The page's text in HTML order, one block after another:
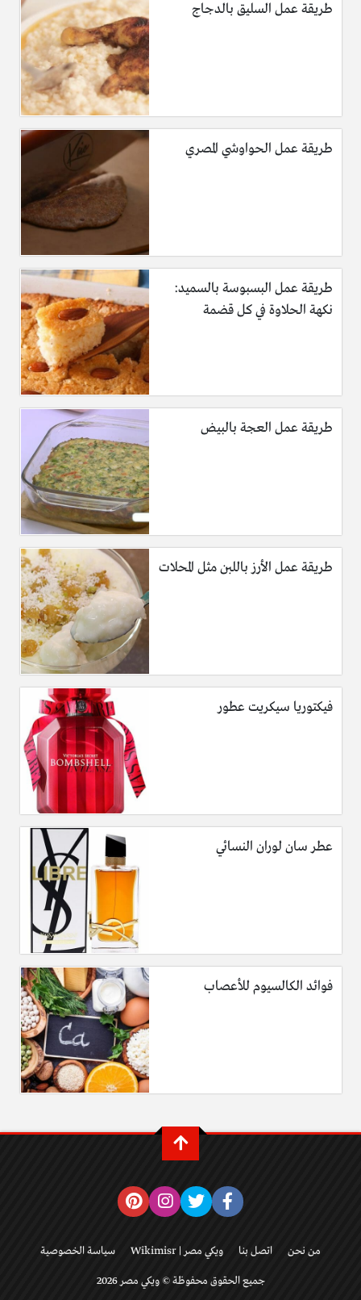
طريقة عمل السليق بالدجاج
طريقة عمل الحواوشي المصري
طريقة عمل البسبوسة بالسميد:
نكهة الحلاوة في كل قضمة
طريقة عمل العجة بالبيض
طريقة عمل الأرز باللبن مثل المحلات
فيكتوريا سيكريت عطور
عطر سان لوران النسائي
فوائد الكالسيوم للأعصاب
من نحن اتصل بنا ويكي مصر | Wikimisr سياسة الخصوصية
جميع الحقوق محفوظة © ويكي مصر 2026